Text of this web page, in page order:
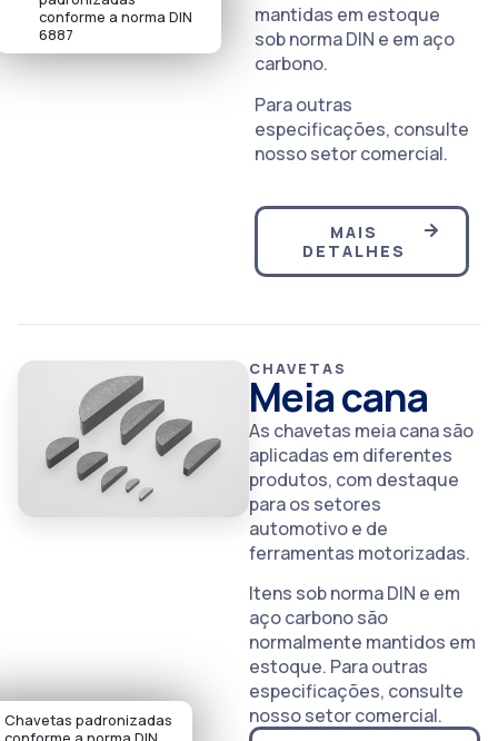
conforme a norma DIN
6887
mantidas em estoque
sob norma DIN e em aço
carbono.
Para outras
especificações, consulte
nosso setor comercial.
MAIS
DETALHES
CHAVETAS
Meia cana
As chavetas meia cana são
aplicadas em diferentes
produtos, com destaque
para os setores
automotivo e de
ferramentas motorizadas.
Itens sob norma DIN e em
aço carbono são
normalmente mantidos em
estoque. Para outras
especificações, consulte
nosso setor comercial.
Chavetas padronizadas